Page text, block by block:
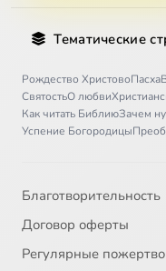
Тематические
Рождество ХристовоПасха
СвятостьО любви
Как читать БиблиюЗачем
Успение Богородицы
Благотворительность
Договор оферты
Регулярные